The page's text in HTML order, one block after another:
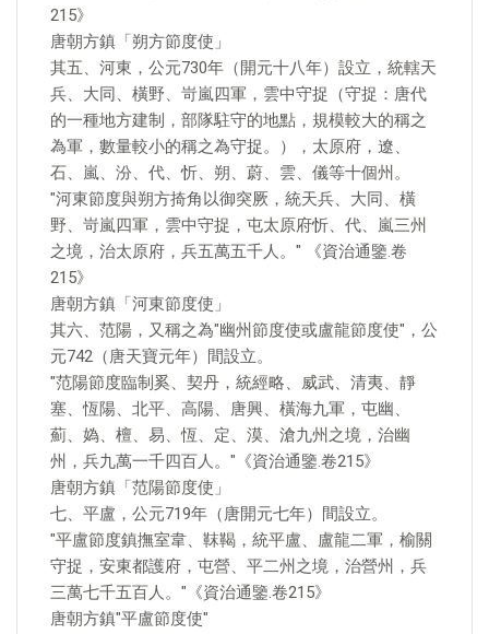
215》
唐朝方鎮「朔方節度使」
其五、河東，公元730年（開元十八年）設立，統轄天
兵、大同、橫野、岢嵐四軍，雲中守捉（守捉：唐代
的一種地方建制，部隊駐守的地點，規模較大的稱之
為軍，數量較小的稱之為守捉。），太原府，遼、
石、嵐、汾、代、忻、朔、蔚、雲、儀等十個州。
"河東節度與朔方掎角以御突厥，統天兵、大同、橫
野、岢嵐四軍，雲中守捉，屯太原府忻、代、嵐三州
之境，治太原府，兵五萬五千人。" 《資治通鑒.卷
215》
唐朝方鎮「河東節度使」
其六、范陽，又稱之為"幽州節度使或盧龍節度使"，公
元742（唐天寶元年）間設立。
"范陽節度臨制奚、契丹，統經略、威武、清夷、靜
塞、恆陽、北平、高陽、唐興、橫海九軍，屯幽、
薊、媯、檀、易、恆、定、漠、滄九州之境，治幽
州，兵九萬一千四百人。"《資治通鑒.卷215》
唐朝方鎮「范陽節度使」
七、平盧，公元719年（唐開元七年）間設立。
"平盧節度鎮撫室韋、靺鞨，統平盧、盧龍二軍，榆關
守捉，安東都護府，屯營、平二州之境，治營州，兵
三萬七千五百人。"《資治通鑒.卷215》
唐朝方鎮"平盧節度使"